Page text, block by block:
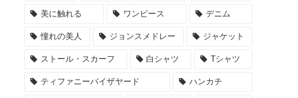
美に触れる ワンピース デニム
憧れの美人 ジョンスメドレー ジャケット
ストール・スカーフ 白シャツ Tシャツ
ティファニーバイザヤード ハンカチ